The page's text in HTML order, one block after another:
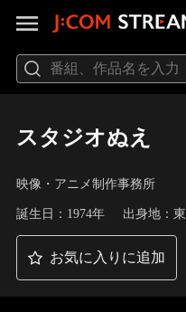
スタジオぬえ
映像・アニメ制作事務所
誕生日：1974年 出身地：
お気に入りに追加